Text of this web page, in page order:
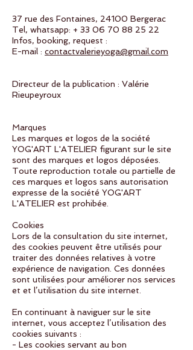
37 rue des Fontaines, 24100 Bergerac
Tel, whatsapp: + 33 06 70 88 25 22
Infos, booking, request :
E-mail : contactvalerieyoga@gmail.com
Directeur de la publication : Valérie
Rieupeyroux
Marques
Les marques et logos de la société
YOG'ART L'ATELIER figurant sur le site
sont des marques et logos déposées.
Toute reproduction totale ou partielle de
ces marques et logos sans autorisation
expresse de la société YOG'ART
L'ATELIER est prohibée.
Cookies
Lors de la consultation du site internet,
des cookies peuvent être utilisés pour
traiter des données relatives à votre
expérience de navigation. Ces données
sont utilisées pour améliorer nos services
et et l’utilisation du site internet.
En continuant à naviguer sur le site
internet, vous acceptez l’utilisation des
cookies suivants :
- Les cookies servant au bon